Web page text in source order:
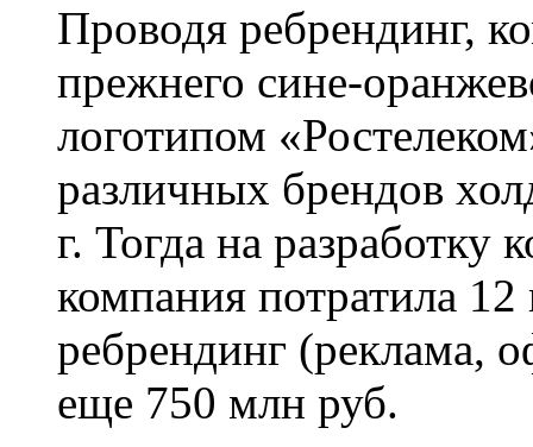
Проводя ребрендинг,
прежнего сине-
логотипом
различных брендов
г. Тогда на разработку
компания потратила
ребрендинг (реклама,
еще 750 млн руб.